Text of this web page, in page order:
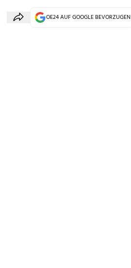
OE24 AUF GOOGLE BEVORZUGEN